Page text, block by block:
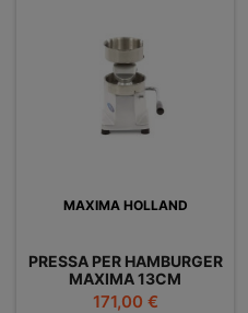
MAXIMA HOLLAND
PRESSA PER HAMBURGER
MAXIMA 13CM
Prezzo
171,00 €